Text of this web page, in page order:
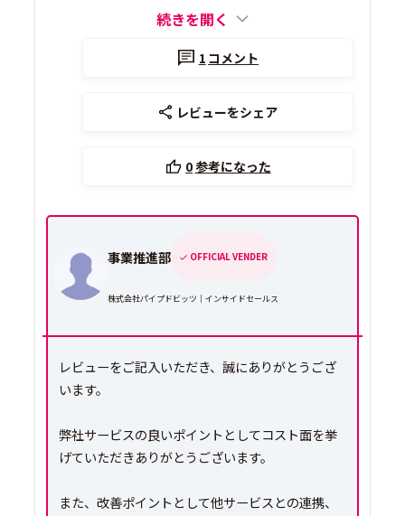
続きを開く
1 コメント
レビューをシェア
0参考になった
事業推進部 OFFICIAL VENDER
株式会社パイプドビッツ｜インサイドセールス
レビューをご記入いただき、誠にありがとうござ
います。
弊社サービスの良いポイントとしてコスト面を挙
げていただきありがとうございます。
また、改善ポイントとして他サービスとの連携、